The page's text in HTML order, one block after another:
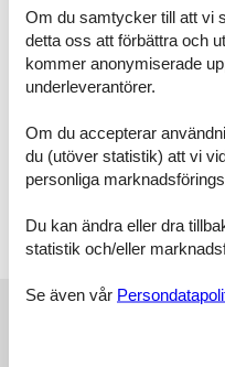
Die
Irrtümer und Änderungen
Grundriss dient als Skizze –
abweichend sein.
Raumaufteilung
Doppelbett
Wohnzimmer, 1 Person
Einzelcouch
Externa
Om du samtycker till att vi
detta oss att förbättra och
kommer anonymiserade
underleverantörer.
Om du accepterar
du (utöver statistik) att vi
personliga
Du kan ändra eller dra
statistik och/eller
Se även vår